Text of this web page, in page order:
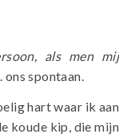
als men mij
ons spontaan.
hart waar ik aan
koude kip, die mijn